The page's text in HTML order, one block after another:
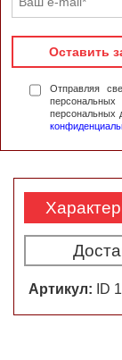
Оставить
Отправляя
персональных
Артикул: ID